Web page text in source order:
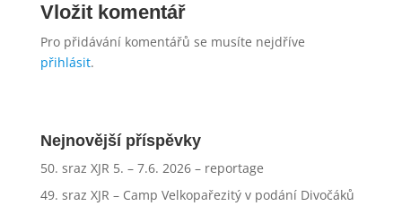
Vložit komentář
Pro přidávání komentářů se musíte nejdříve
přihlásit.
Nejnovější příspěvky
50. sraz XJR 5. – 7.6. 2026 – reportage
49. sraz XJR – Camp Velkopařezitý v podání Divočáků